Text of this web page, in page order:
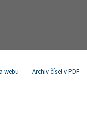
webu Archiv čísel v PDF